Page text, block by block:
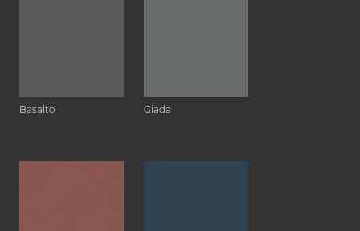
Basalto Giada